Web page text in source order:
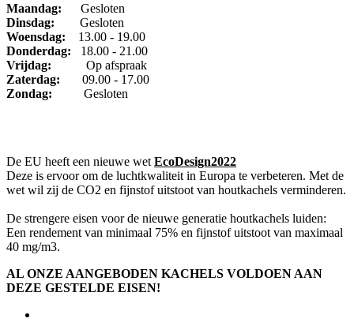
Maandag: Gesloten
Dinsdag: Gesloten
Woensdag: 13.00 - 19.00
Donderdag: 18.00 - 21.00
Vrijdag:
Op afspraak
Zaterdag: 09.00 - 17.00
Zondag: Gesloten
De EU heeft een nieuwe wet EcoDesign2022
Deze is ervoor om de luchtkwaliteit in Europa te verbeteren. Met de
wet wil zij de CO2 en fijnstof uitstoot van houtkachels verminderen.
De strengere eisen voor de nieuwe generatie houtkachels luiden:
Een rendement van minimaal 75% en fijnstof uitstoot van maximaal
40 mg/m3.
AL ONZE AANGEBODEN KACHELS VOLDOEN AAN
DEZE GESTELDE EISEN!